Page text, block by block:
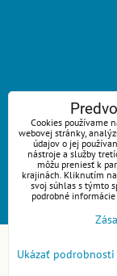
ZAVOLÁME
Váš telefón:*
Cookies používame
webovej stránky,
údajov o jej
nástroje a služby
môžu preniesť k
krajinách. Kliknutím
svoj súhlas s týmto
podrobné
Ukázať podrobnosti